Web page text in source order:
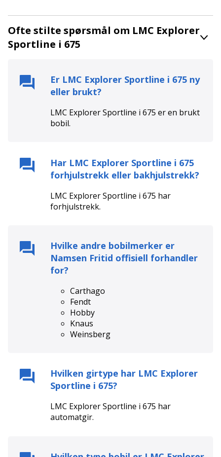
Ofte stilte spørsmål om LMC Explorer
Sportline i 675
Er LMC Explorer Sportline i 675 ny
eller brukt?
LMC Explorer Sportline i 675 er en brukt
bobil.
Har LMC Explorer Sportline i 675
forhjulstrekk eller bakhjulstrekk?
LMC Explorer Sportline i 675 har
forhjulstrekk.
Hvilke andre bobilmerker er
Namsen Fritid offisiell forhandler
for?
Carthago
Fendt
Hobby
Knaus
Weinsberg
Hvilken girtype har LMC Explorer
Sportline i 675?
LMC Explorer Sportline i 675 har
automatgir.